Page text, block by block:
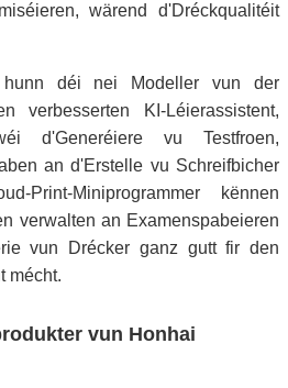
wärend d'Dréckqualitéit
hunn déi nei Modeller vun der
verbesserten KI-Léierassistent,
d'Generéiere vu Testfroen,
an d'Erstelle vu Schreifbicher
Print-Miniprogrammer kënnen
verwalten an Examenspabeieren
vun Drécker ganz gutt fir den
mécht.
vun Honhai